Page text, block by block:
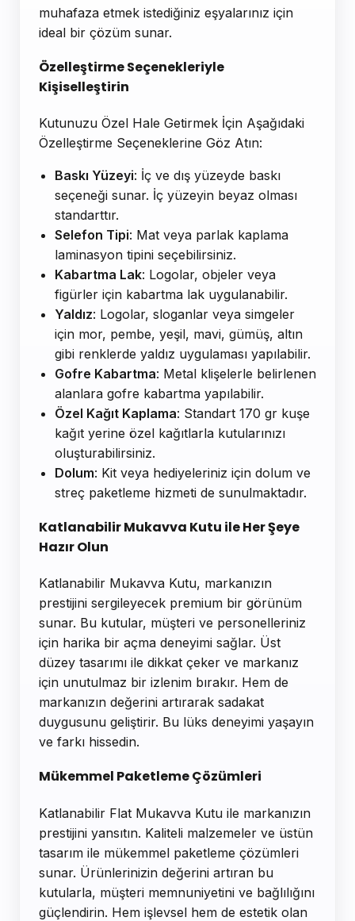
muhafaza etmek istediğiniz eşyalarınız için
ideal bir çözüm sunar.
Özelleştirme Seçenekleriyle
Kişiselleştirin
Kutunuzu Özel Hale Getirmek İçin Aşağıdaki
Özelleştirme Seçeneklerine Göz Atın:
Baskı Yüzeyi: İç ve dış yüzeyde baskı
seçeneği sunar. İç yüzeyin beyaz olması
standarttır.
Selefon Tipi: Mat veya parlak kaplama
laminasyon tipini seçebilirsiniz.
Kabartma Lak: Logolar, objeler veya
figürler için kabartma lak uygulanabilir.
Yaldız: Logolar, sloganlar veya simgeler
için mor, pembe, yeşil, mavi, gümüş, altın
gibi renklerde yaldız uygulaması yapılabilir.
Gofre Kabartma: Metal klişelerle belirlenen
alanlara gofre kabartma yapılabilir.
Özel Kağıt Kaplama: Standart 170 gr kuşe
kağıt yerine özel kağıtlarla kutularınızı
oluşturabilirsiniz.
Dolum: Kit veya hediyeleriniz için dolum ve
streç paketleme hizmeti de sunulmaktadır.
Katlanabilir Mukavva Kutu ile Her Şeye
Hazır Olun
Katlanabilir Mukavva Kutu, markanızın
prestijini sergileyecek premium bir görünüm
sunar. Bu kutular, müşteri ve personelleriniz
için harika bir açma deneyimi sağlar. Üst
düzey tasarımı ile dikkat çeker ve markanız
için unutulmaz bir izlenim bırakır. Hem de
markanızın değerini artırarak sadakat
duygusunu geliştirir. Bu lüks deneyimi yaşayın
ve farkı hissedin.
Mükemmel Paketleme Çözümleri
Katlanabilir Flat Mukavva Kutu ile markanızın
prestijini yansıtın. Kaliteli malzemeler ve üstün
tasarım ile mükemmel paketleme çözümleri
sunar. Ürünlerinizin değerini artıran bu
kutularla, müşteri memnuniyetini ve bağlılığını
güçlendirin. Hem işlevsel hem de estetik olan